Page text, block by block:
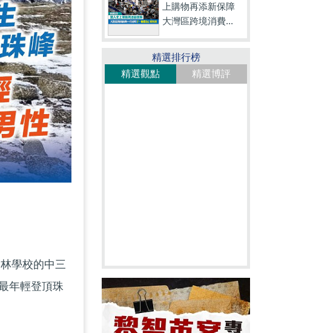
學校的中三
年輕登頂珠
上購物再添新保障
大灣區跨境消費...
精選排行榜
精選觀點
精選博評